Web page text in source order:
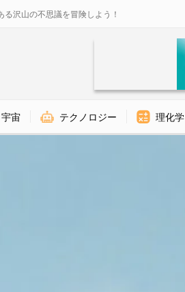
沢山の不思議を冒険しよう！
宇宙 テクノロジー 理化学